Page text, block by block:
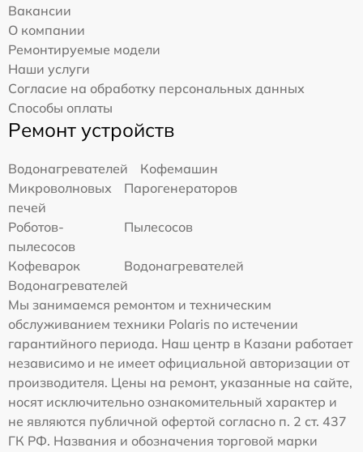
Вакансии
О компании
Ремонтируемые модели
Наши услуги
Согласие на обработку персональных данных
Способы оплаты
Ремонт устройств
Водонагревателей
Кофемашин
Микроволновых
печей
Парогенераторов
Роботов-
пылесосов
Пылесосов
Кофеварок
Водонагревателей
Водонагревателей
Мы занимаемся ремонтом и техническим
обслуживанием техники Polaris по истечении
гарантийного периода. Наш центр в Казани работает
независимо и не имеет официальной авторизации от
производителя. Цены на ремонт, указанные на сайте,
носят исключительно ознакомительный характер и
не являются публичной офертой согласно п. 2 ст. 437
ГК РФ. Названия и обозначения торговой марки